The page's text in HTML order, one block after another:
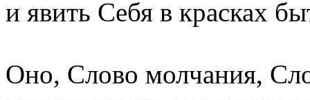
и явить Себя в красках
Оно, Слово молчания,